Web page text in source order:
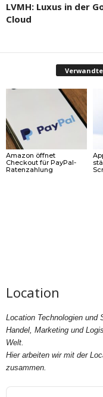
LVMH: Luxus in der
Cloud
Amazon öffnet
Checkout für PayPal-
Ratenzahlung
Location
Location Technologien und
Handel, Marketing und
Welt.
Hier arbeiten wir mit der
zusammen.
Audio